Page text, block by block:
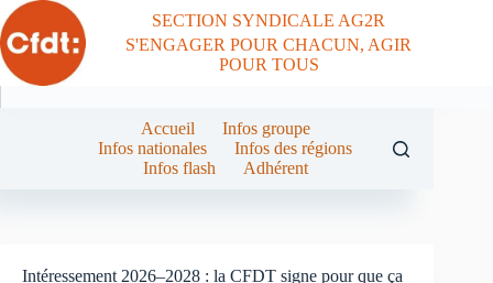
Passer
au
contenu
SECTION SYNDICALE AG2R
S'ENGAGER POUR CHACUN, AGIR
POUR TOUS
Accueil
Infos groupe
Infos nationales
Infos des régions
Infos flash
Adhérent
Intéressement 2026–2028 : la CFDT signe pour que ça